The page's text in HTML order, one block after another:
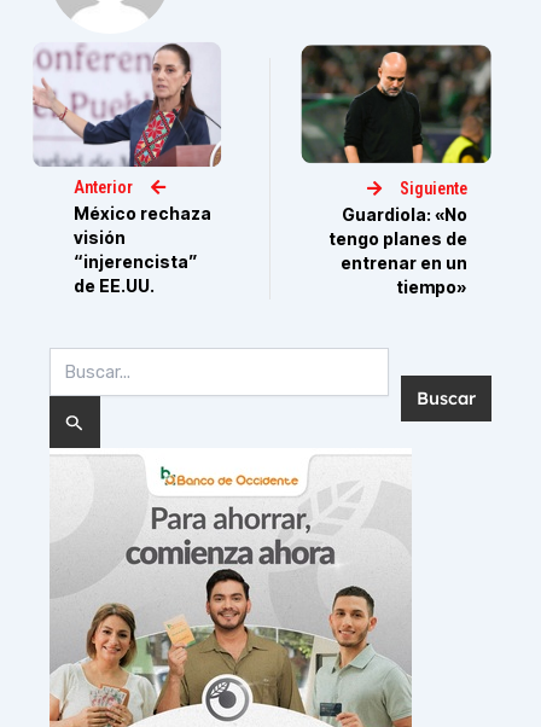
Anterior
México rechaza
visión
“injerencista”
de EE.UU.
Siguiente
Guardiola: «No
tengo planes de
entrenar en un
tiempo»
por: